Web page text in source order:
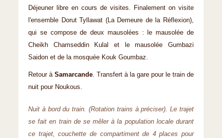
Déjeuner libre en cours de visites. Finalement on visite
l'ensemble Dorut Tyllawat (La Demeure de la Réflexion),
qui se compose de deux mausolées : le mausolée de
Cheikh Chamseddin Kulal et le mausolée Gumbazi
Saidon et de la mosquée Kouk Goumbaz.
Retour à Samarcande. Transfert à la gare pour le train de
nuit pour Noukous.
Nuit à bord du train. (Rotation trains à préciser). Le trajet
se fait en train de se mêler à la population locale durant
ce trajet, couchette de compartiment de 4 places pour